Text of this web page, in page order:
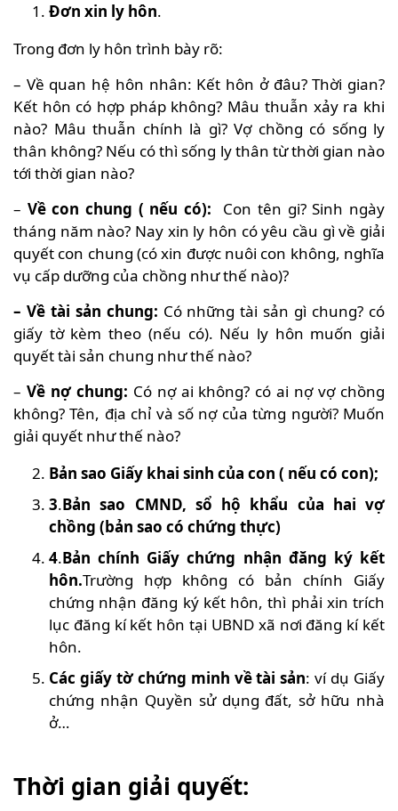
Đơn xin ly hôn.
Trong đơn ly hôn trình bày rõ:
– Về quan hệ hôn nhân: Kết hôn ở đâu? Thời gian?
Kết hôn có hợp pháp không? Mâu thuẫn xảy ra khi
nào? Mâu thuẫn chính là gì? Vợ chồng có sống ly
thân không? Nếu có thì sống ly thân từ thời gian nào
tới thời gian nào?
– Về con chung ( nếu có): Con tên gi? Sinh ngày
tháng năm nào? Nay xin ly hôn có yêu cầu gì về giải
quyết con chung (có xin được nuôi con không, nghĩa
vụ cấp dưỡng của chồng như thế nào)?
– Về tài sản chung: Có những tài sản gì chung? có
giấy tờ kèm theo (nếu có). Nếu ly hôn muốn giải
quyết tài sản chung như thế nào?
– Về nợ chung: Có nợ ai không? có ai nợ vợ chồng
không? Tên, địa chỉ và số nợ của từng người? Muốn
giải quyết như thế nào?
Bản sao Giấy khai sinh của con ( nếu có con);
3.Bản sao CMND, sổ hộ khẩu của hai vợ
chồng (bản sao có chứng thực)
4.Bản chính Giấy chứng nhận đăng ký kết
hôn.Trường hợp không có bản chính Giấy
chứng nhận đăng ký kết hôn, thì phải xin trích
lục đăng kí kết hôn tại UBND xã nơi đăng kí kết
hôn.
Các giấy tờ chứng minh về tài sản: ví dụ Giấy
chứng nhận Quyền sử dụng đất, sở hữu nhà
ở…
Thời gian giải quyết: